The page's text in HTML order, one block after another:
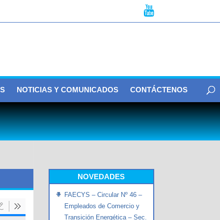
NOTICIAS Y COMUNICADOS CONTÁCTENOS
NOVEDADES
FAECYS – Circular Nº 46 –
Empleados de Comercio y
Transición Energética – Sec.